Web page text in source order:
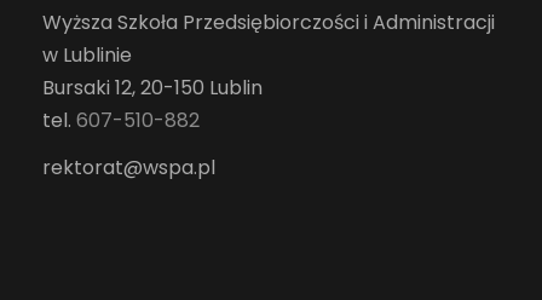
Wyższa Szkoła Przedsiębiorczości i Administracji
w Lublinie
Bursaki 12, 20-150 Lublin
tel. 607-510-882
rektorat@wspa.pl